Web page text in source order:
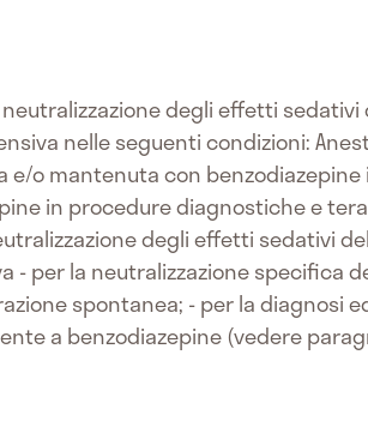
degli effetti
nelle seguenti condizioni:
o mantenuta con
in procedure diagnostiche e
degli effetti sedativi
- per la neutralizzazione specifica
spontanea; - per la diagnosi
a benzodiazepine (vedere